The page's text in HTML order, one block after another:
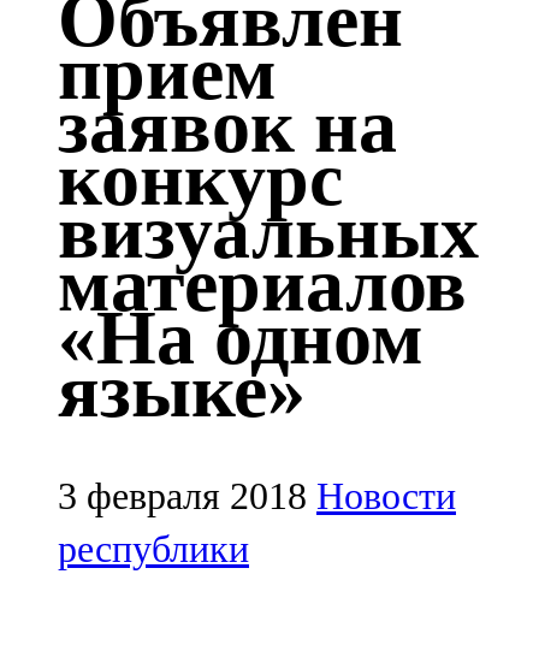
105,2 FM
Казан
91,5 FM
Кайбыч
106,1 FM
Кама тамагы
71,51 FM
Кукмара
107,9 FM
Лениногорский
102,1 FM
Объявлен
прием
заявок на
конкурс
визуальных
материалов
«На одном
языке»
3 февраля 2018 Новости
республики